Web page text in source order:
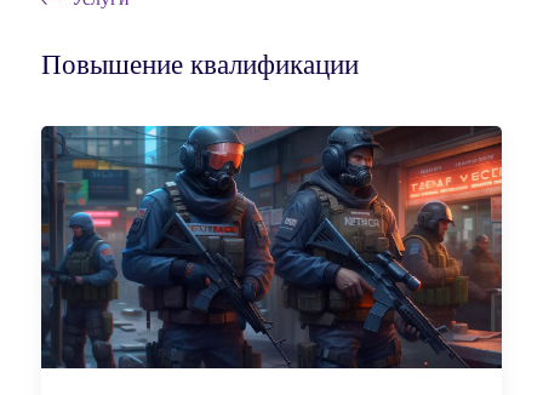
Повышение квалификации